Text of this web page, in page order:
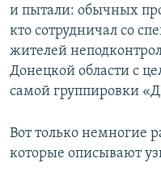
и пытали: обычных
кто сотрудничал со
жителей
Донецкой области с
самой группировки
Вот только немногие
которые описывают